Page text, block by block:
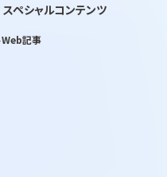
スペシャルコンテンツ
Web記事